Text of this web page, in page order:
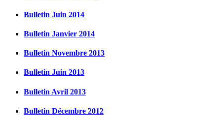
Bulletin Juin 2014
Bulletin Janvier 2014
Bulletin Novembre 2013
Bulletin Juin 2013
Bulletin Avril 2013
Bulletin Décembre 2012